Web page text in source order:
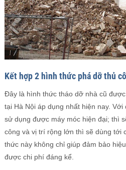
Kết hợp 2 hình thức phá dỡ thủ
Đây là hình thức tháo dỡ nhà cũ
tại Hà Nội áp dụng nhất hiện nay.
sử dụng được máy móc hiện đại; thì
công và vị trí rộng lớn thì sẽ dùng tới
thức này không chỉ giúp đảm bảo
được chi phí đáng kể.